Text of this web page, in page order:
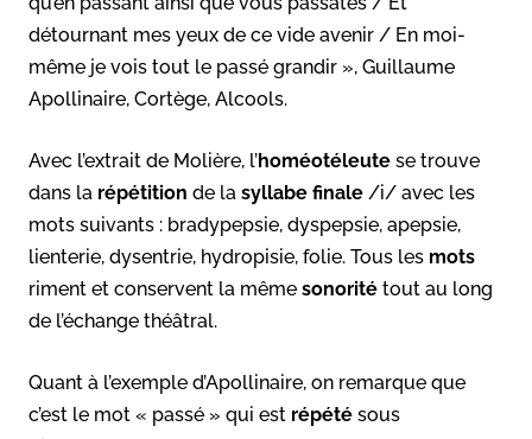
détournant mes yeux de ce vide avenir / En moi-
même je vois tout le passé grandir », Guillaume
Apollinaire, Cortège, Alcools.
Avec l’extrait de Molière, l’homéotéleute se trouve
dans la répétition de la syllabe finale /i/ avec les
mots suivants : bradypepsie, dyspepsie, apepsie,
lienterie, dysentrie, hydropisie, folie. Tous les mots
riment et conservent la même sonorité tout au long
de l’échange théâtral.
Quant à l’exemple d’Apollinaire, on remarque que
c’est le mot « passé » qui est répété sous